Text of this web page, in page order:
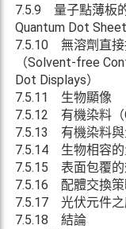
7.5.9 量子點薄板
Quantum Dot
7.5.10 無溶劑直接
（Solvent-free
Dot Displays）
7.5.11 生物顯像
7.5.12 有機染料（
7.5.13 有機染料與
7.5.14 生物相容的
7.5.15 表面包覆
7.5.16 配體交換
7.5.17 光伏元件之
7.5.18 結論